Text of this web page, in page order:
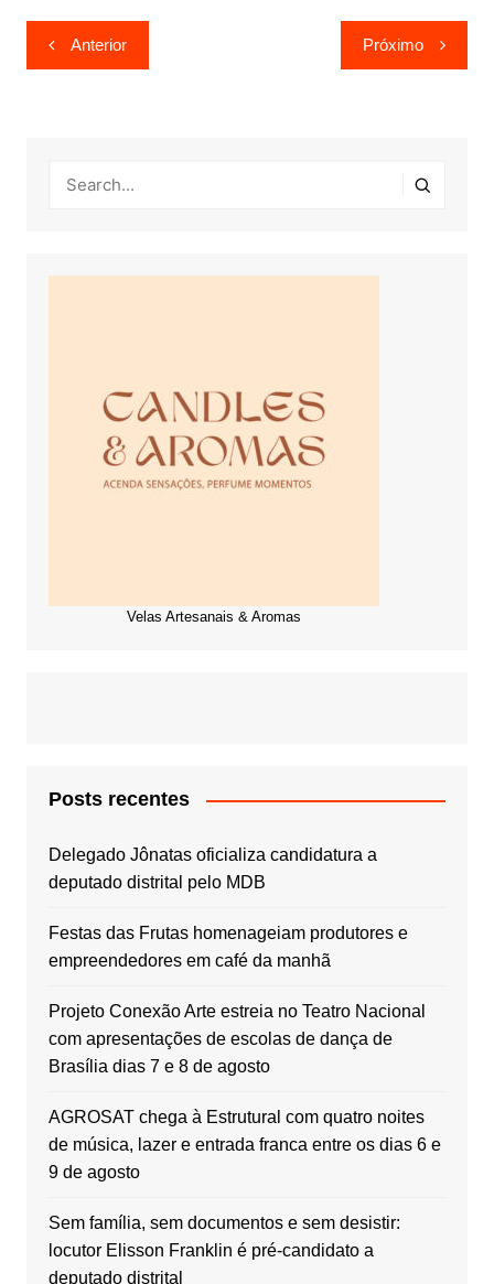
Navegação
de
Anterior Próximo
Velas Artesanais & Aromas
Posts recentes
Delegado Jônatas oficializa candidatura a
deputado distrital pelo MDB
Festas das Frutas homenageiam produtores e
empreendedores em café da manhã
Projeto Conexão Arte estreia no Teatro Nacional
com apresentações de escolas de dança de
Brasília dias 7 e 8 de agosto
AGROSAT chega à Estrutural com quatro noites
de música, lazer e entrada franca entre os dias 6 e
9 de agosto
Sem família, sem documentos e sem desistir:
locutor Elisson Franklin é pré-candidato a
deputado distrital